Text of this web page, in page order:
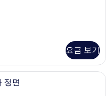
요금 보기
, 킹사이즈침대 1개, 발코니, 바다 정
정면